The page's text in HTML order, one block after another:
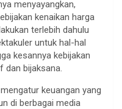
menyayangkan,
kenaikan harga
terlebih dahulu
untuk hal-hal
kesannya kebijakan
dan bijaksana.
keuangan yang
di berbagai media